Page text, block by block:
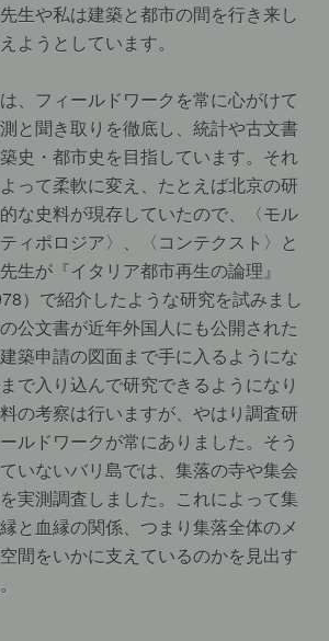
生や私は建築と都市の間を行き来し
ようとしています。
、フィールドワークを常に心がけて
と聞き取りを徹底し、統計や古文書
史・都市史を目指しています。それ
って柔軟に変え、たとえば北京の研
な史料が現存していたので、〈モル
ィポロジア〉、〈コンテクスト〉と
生が『イタリア都市再生の論理』
）で紹介したような研究を試みまし
公文書が近年外国人にも公開された
築申請の図面まで手に入るようにな
で入り込んで研究できるようになり
の考察は行いますが、やはり調査研
ルドワークが常にありました。そう
いないバリ島では、集落の寺や集会
実測調査しました。これによって集
と血縁の関係、つまり集落全体のメ
間をいかに支えているのかを見出す